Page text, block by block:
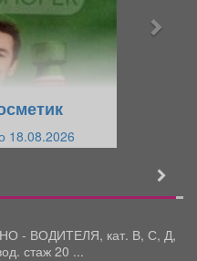
18.08.2026
- ВОДИТЕЛЯ, кат. В, С, Д,
стаж 20 ...